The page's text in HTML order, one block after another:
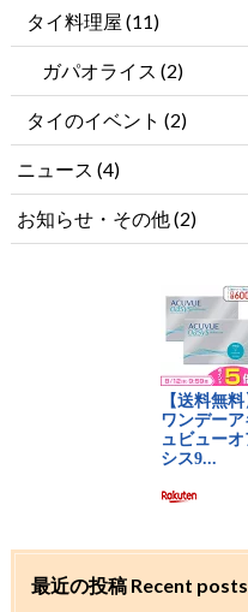
タイ料理屋 (11)
ガパオライス (2)
タイのイベント (2)
ニュース (4)
お知らせ・その他(2)
最近の投稿 Recent posts